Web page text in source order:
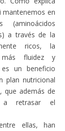
mantenemos en
(aminoácidos
a través de la
ricos, la
más fluidez y
un beneficio
plan nutricional
que además de
a retrasar el
ellas, han